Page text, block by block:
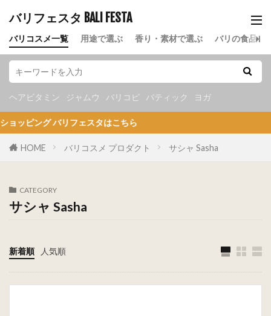
バリフェスタ BALI FESTA
バリコスメ一覧 用途で選ぶ 香り・素材で選ぶ バリの食品
ヘアビタミン ジャムウ バリコピ バティック ヨガ
バリフェスタはこちら
HOME バリコスメ プロダクト サシャ Sasha
CATEGORY
サシャ Sasha
新着順 人気順